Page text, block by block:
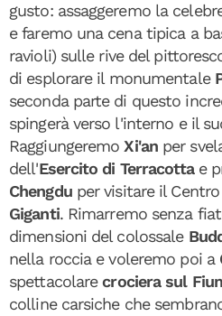
gusto: assaggeremo la
e faremo una cena tipica a
ravioli) sulle rive del
di esplorare il monumentale
seconda parte di questo
spingerà verso l'interno e il
RaggiungeremoXi'anper
dell'Esercito di Terracottae
Chengduper visitare il Centro
Giganti. Rimarremo senza
dimensioni del colossale
nella roccia e voleremo poi a
spettacolarecrociera sul
colline carsiche che